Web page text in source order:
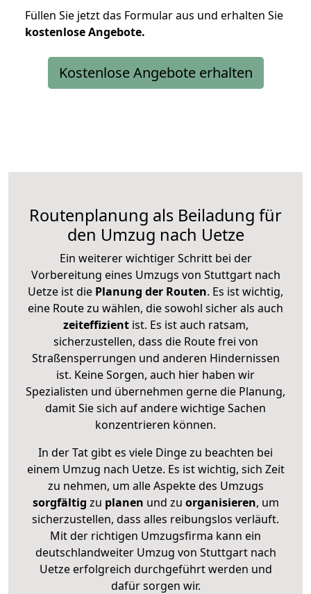
Füllen Sie jetzt das Formular aus und erhalten Sie
kostenloseAngebote.
Kostenlose Angebote erhalten
Routenplanung als Beiladung für
den Umzug nach Uetze
Ein weiterer wichtiger Schritt bei der
Vorbereitung eines Umzugs von Stuttgart nach
Uetze ist die Planung der Routen. Es ist wichtig,
eine Route zu wählen, die sowohl sicher als auch
zeiteffizientist. Es ist auch ratsam,
sicherzustellen, dass die Route frei von
Straßensperrungen und anderen Hindernissen
ist. Keine Sorgen, auch hier haben wir
Spezialisten und übernehmen gerne die Planung,
damit Sie sich auf andere wichtige Sachen
konzentrieren können.
In der Tat gibt es viele Dinge zu beachten bei
einem Umzug nach Uetze. Es ist wichtig, sich Zeit
zu nehmen, um alle Aspekte des Umzugs
sorgfältig zu planen und zu organisieren, um
sicherzustellen, dass alles reibungslos verläuft.
Mit der richtigen Umzugsfirma kann ein
deutschlandweiter Umzug von Stuttgart nach
Uetze erfolgreich durchgeführt werden und
dafür sorgen wir.